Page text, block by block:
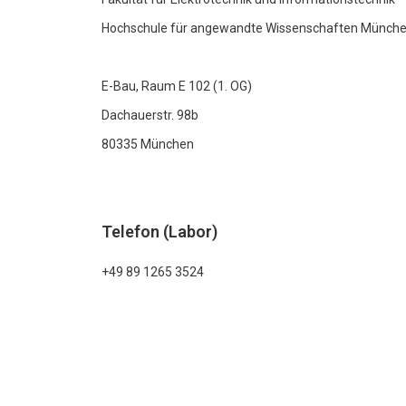
Hochschule für angewandte Wissenschaften
E-Bau, Raum E 102 (1. OG)
Dachauerstr. 98b
80335 München
Telefon (Labor)
+49 89 1265 3524